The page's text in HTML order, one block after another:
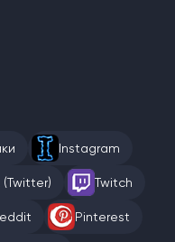
Instagram
(Twitter) Twitch
Pinterest